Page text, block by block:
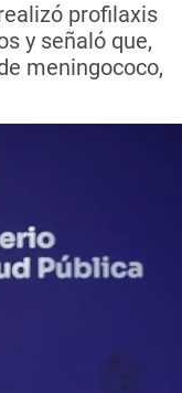
profilaxis
y señaló que,
meningococo,